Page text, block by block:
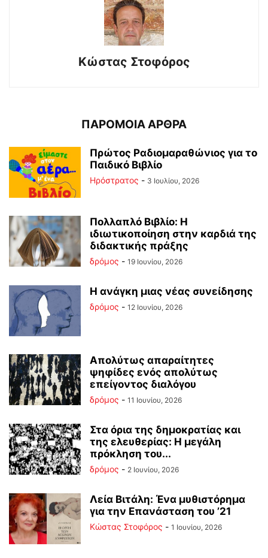
Κώστας Στοφόρος
ΠΑΡΟΜΟΙΑ ΑΡΘΡΑ
Πρώτος Ραδιομαραθώνιος για το
Παιδικό Βιβλίο
Ηρόστρατος - 3 Ιουλίου, 2026
Πολλαπλό Βιβλίο: Η
ιδιωτικοποίηση στην καρδιά της
διδακτικής πράξης
δρόμος - 19 Ιουνίου, 2026
Η ανάγκη μιας νέας συνείδησης
δρόμος - 12 Ιουνίου, 2026
Απολύτως απαραίτητες
ψηφίδες ενός απολύτως
επείγοντος διαλόγου
δρόμος - 11 Ιουνίου, 2026
Στα όρια της δημοκρατίας και
της ελευθερίας: Η μεγάλη
πρόκληση του...
δρόμος - 2 Ιουνίου, 2026
Λεία Βιτάλη: Ένα μυθιστόρημα
για την Επανάσταση του ’21
Κώστας Στοφόρος - 1 Ιουνίου, 2026